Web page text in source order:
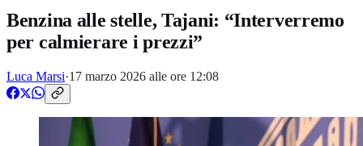
Benzina alle stelle, Tajani: “Interverremo
per calmierare i prezzi”
Luca Marsi·17 marzo 2026 alle ore 12:08